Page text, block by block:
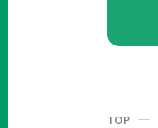
TOP